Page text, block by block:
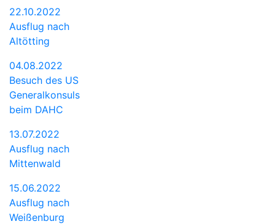
22.10.2022
Ausflug nach
Altötting
04.08.2022
Besuch des US
Generalkonsuls
beim DAHC
13.07.2022
Ausflug nach
Mittenwald
15.06.2022
Ausflug nach
Weißenburg